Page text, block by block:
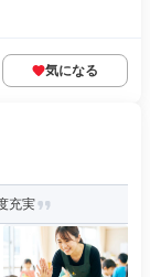
気になる
充実